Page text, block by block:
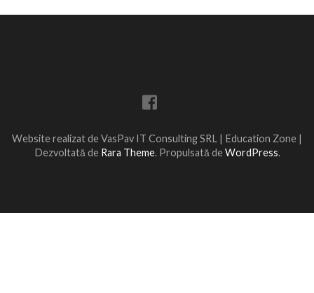
Website realizat de VasPav IT Consulting SRL | Education Zone |
Dezvoltată de Rara Theme. Propulsată deWordPress.